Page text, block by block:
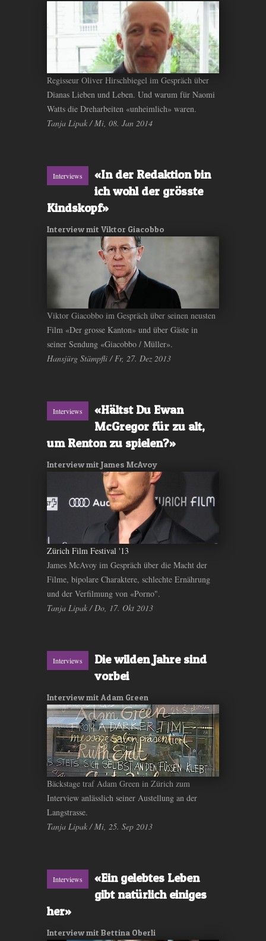
Regisseur Oliver Hirschbiegel im Gespräch über
Dianas Lieben und Leben. Und warum für Naomi
Watts die Dreharbeiten «unheimlich» waren.
Tanja Lipak / Mi, 08. Jan 2014
Interviews
«In der Redaktion bin
ich wohl der grösste
Kindskopf»
Interview mit Viktor Giacobbo
Viktor Giacobbo im Gespräch über seinen neusten
Film «Der grosse Kanton» und über Gäste in
seiner Sendung «Giacobbo / Müller».
Hansjürg Stämpfli / Fr, 27. Dez 2013
Interviews
«Hältst Du Ewan
McGregor für zu alt,
um Renton zu spielen?»
Interview mit James McAvoy
Zürich Film Festival '13
James McAvoy im Gespräch über die Macht der
Filme, bipolare Charaktere, schlechte Ernährung
und der Verfilmung von «Porno".
Tanja Lipak / Do, 17. Okt 2013
Interviews
Die wilden Jahre sind
vorbei
Interview mit Adam Green
Bäckstage traf Adam Green in Zürich zum
Interview anlässlich seiner Austellung an der
Langstrasse.
Tanja Lipak / Mi, 25. Sep 2013
Interviews
«Ein gelebtes Leben
gibt natürlich einiges
her»
Interview mit Bettina Oberli